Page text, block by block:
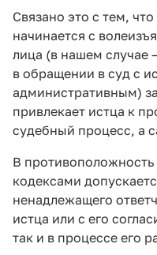
Связано это с тем,
начинается с
лица (в нашем случае
в обращении в суд с
административным)
привлекает истца к
судебный процесс, а
В
кодексами
ненадлежащего
истца или с его
так и в процессе его